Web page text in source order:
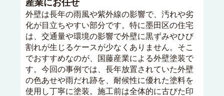
産業にお任せ
外壁は長年の雨風や紫外線の影響で、汚れや劣
化が目立ちやすい部分です。特に墨田区の住宅
は、交通量や環境の影響で外壁に黒ずみやひび
割れが生じるケースが少なくありません。そこ
でおすすめなのが、国藤産業による外壁塗装で
す。今回の事例では、長年放置されていた外壁
の色あせや雨だれ跡を、耐候性に優れた塗料を
使用し丁寧に塗装。施工前は全体的に古びた印